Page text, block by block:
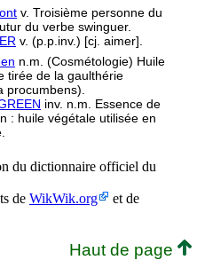
v. Troisième personne du
du verbe swinguer.
v. (p.p.inv.) [cj. aimer].
n.m. (Cosmétologie) Huile
tirée de la gaulthérie
procumbens).
inv. n.m. Essence de
: huile végétale utilisée en
du dictionnaire officiel du
de WikWik.org
et de
Haut de page